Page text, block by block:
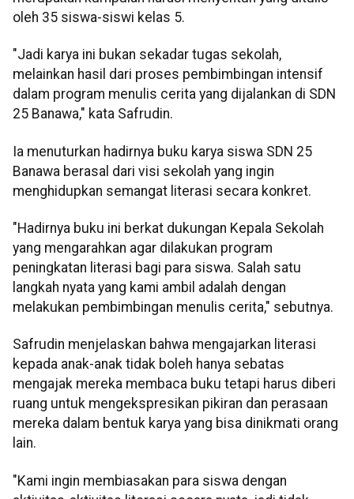
oleh 35 siswa-siswi kelas 5.
"Jadi karya ini bukan sekadar tugas sekolah,
melainkan hasil dari proses pembimbingan intensif
dalam program menulis cerita yang dijalankan di SDN
25 Banawa," kata Safrudin.
Ia menuturkan hadirnya buku karya siswa SDN 25
Banawa berasal dari visi sekolah yang ingin
menghidupkan semangat literasi secara konkret.
"Hadirnya buku ini berkat dukungan Kepala Sekolah
yang mengarahkan agar dilakukan program
peningkatan literasi bagi para siswa. Salah satu
langkah nyata yang kami ambil adalah dengan
melakukan pembimbingan menulis cerita," sebutnya.
Safrudin menjelaskan bahwa mengajarkan literasi
kepada anak-anak tidak boleh hanya sebatas
mengajak mereka membaca buku tetapi harus diberi
ruang untuk mengekspresikan pikiran dan perasaan
mereka dalam bentuk karya yang bisa dinikmati orang
lain.
"Kami ingin membiasakan para siswa dengan